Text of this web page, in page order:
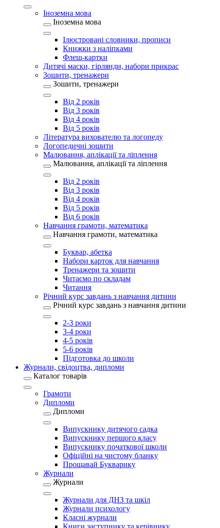
Іноземна мова
Іноземна мова
Ілюстровані словники, прописи
Книжки з наліпками
Флеш-картки
Дитячі маски, гірлянди, набори прикрас
Зошити, тренажери
Зошити, тренажери
Від 2 років
Від 3 років
Від 4 років
Від 5 років
Література вихователю та логопеду
Логопедичні зошити
Малювання, аплікації та ліплення
Малювання, аплікації та ліплення
Від 2 років
Від 3 років
Від 4 років
Від 5 років
Від 6 років
Навчання грамоти, математика
Навчання грамоти, математика
Буквар, абетка
Набори карток для навчання
Тренажери та зошити
Читаємо по складам
Читання
Річний курс завдань з навчання дитини
Річний курс завдань з навчання дитини
2-3 роки
3-4 роки
4-5 років
5-6 років
Підготовка до школи
Журнали, свідоцтва, дипломи
Каталог товарів
Грамоти
Дипломи
Дипломи
Випускнику дитячого садка
Випускнику першого класу
Випускнику початкової школи
Офіційні на чистому бланку
Прощавай Букварику
Журнали
Журнали
Журнали для ДНЗ та шкіл
Журнали психологу
Класні журнали
Книги заступнику та керівнику